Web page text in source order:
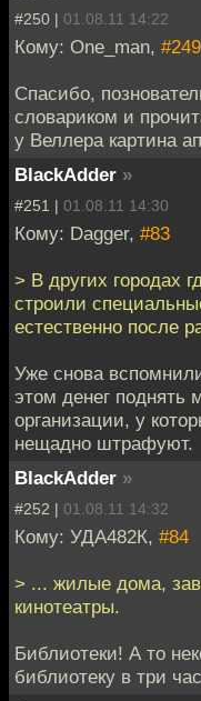
#250 | 01.08.11 14:22
Кому: One_man, #249
Спасибо,
словариком и
у Веллера картина
BlackAdder »
#251 | 01.08.11 14:30
Кому: Dagger, #83
> В других городах
строили
естественно после
Уже снова
этом денег поднять
организации, у
нещадно штрафуют.
BlackAdder »
#252 | 01.08.11 14:32
Кому: УДА482К, #84
> ... жилые дома,
кинотеатры.
Библиотеки! А то
библиотеку в три